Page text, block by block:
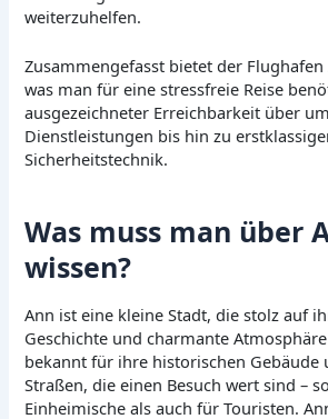
weiterzuhelfen.
Zusammengefasst bietet der Flughafen
was man für eine stressfreie Reise
ausgezeichneter Erreichbarkeit über
Dienstleistungen bis hin zu
Sicherheitstechnik.
Was muss man über
wissen?
Ann ist eine kleine Stadt, die stolz auf
Geschichte und charmante
bekannt für ihre historischen Gebäude
Straßen, die einen Besuch wert sind –
Einheimische als auch für Touristen.